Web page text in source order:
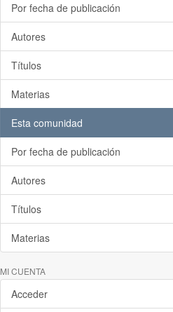
Por fecha de publicación
Autores
Títulos
Materias
Esta comunidad
Por fecha de publicación
Autores
Títulos
Materias
MI CUENTA
Acceder